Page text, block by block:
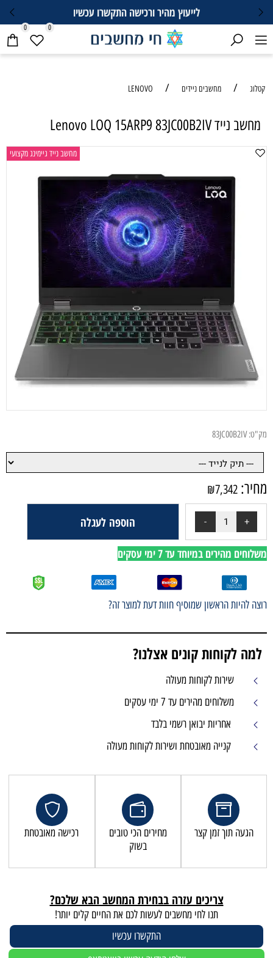
לייעוץ מהיר ורכישה התקשרו עכשיו
0 0
קטלוג / מחשבים ניידים /
LENOVO
מחשב נייד Lenovo LOQ 15ARP9 83JC00B2IV
מחשב נייד גיימינג מקצועי
מק"ט: 83JC00B2IV
מחיר: ₪7,342
הוספה לעגלה
משלוחים מהירים במיוחד עד 7 ימי עסקים
רוצה להיות הראשון שמוסיף חוות דעת למוצר זה?
למה לקוחות קונים אצלנו?
שירות לקוחות מעולה
משלוחים מהירים עד 7 ימי עסקים
אחריות יבואן רשמי בלבד
קנייה מאובטחת ושירות לקוחות מעולה
הגעה תוך זמן קצר
מחירים הכי טובים
בשוק
רכישה מאובטחת
צריכים עזרה בבחירת המחשב הבא שלכם?
תנו לחי מחשבים לעשות לכם את החיים קלים יותר!
התקשרו עכשיו